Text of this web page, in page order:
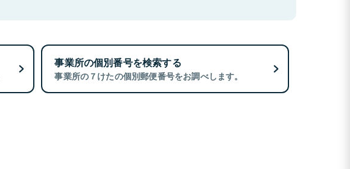
事業所の個別番号を検索する
事業所の７けたの個別郵便番号をお調べします。